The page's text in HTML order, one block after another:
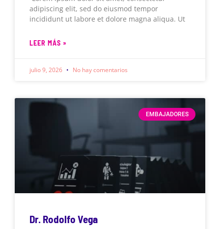
adipiscing elit, sed do eiusmod tempor
incididunt ut labore et dolore magna aliqua. Ut
LEER MÁS »
julio 9, 2026 No hay comentarios
EMBAJADORES
Dr. Rodolfo Vega